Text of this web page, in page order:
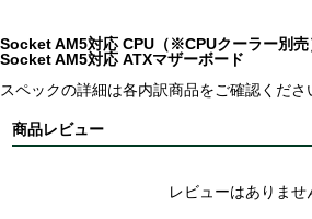
Socket AM5対応 CPU（※CPUクーラー別
Socket AM5対応 ATXマザーボード
スペックの詳細は各内訳商品をご確認くださ
商品レビュー
レビューはありませ